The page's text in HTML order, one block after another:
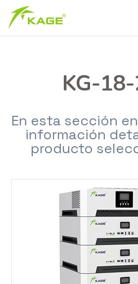
KG-
En esta sección
información
producto